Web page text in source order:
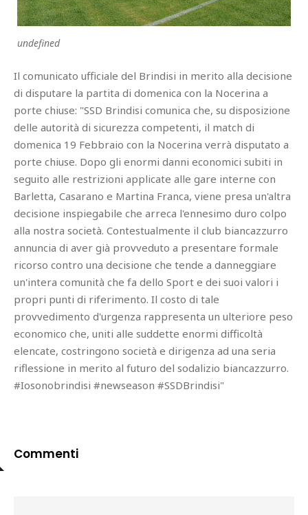
undefined
Il comunicato ufficiale del Brindisi in merito alla decisione
di disputare la partita di domenica con la Nocerina a
porte chiuse: "SSD Brindisi comunica che, su disposizione
delle autorità di sicurezza competenti, il match di
domenica 19 Febbraio con la Nocerina verrà disputato a
porte chiuse. Dopo gli enormi danni economici subiti in
seguito alle restrizioni applicate alle gare interne con
Barletta, Casarano e Martina Franca, viene presa un'altra
decisione inspiegabile che arreca l'ennesimo duro colpo
alla nostra società. Contestualmente il club biancazzurro
annuncia di aver già provveduto a presentare formale
ricorso contro una decisione che tende a danneggiare
un'intera comunità che fa dello Sport e dei suoi valori i
propri punti di riferimento. Il costo di tale
provvedimento d'urgenza rappresenta un ulteriore peso
economico che, uniti alle suddette enormi difficoltà
elencate, costringono società e dirigenza ad una seria
riflessione in merito al futuro del sodalizio biancazzurro.
#Iosonobrindisi #newseason #SSDBrindisi"
Commenti